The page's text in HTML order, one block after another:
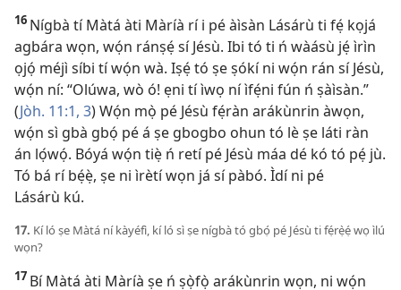
16 Nígbà tí Màtá àti Màríà rí i pé àìsàn Lásárù ti fẹ́ kọjá
agbára wọn, wọ́n ránṣẹ́ sí Jésù. Ibi tó ti ń wàásù jẹ́ ìrìn
ọjọ́ méjì síbi tí wọ́n wà. Iṣẹ́ tó ṣe ṣókí ni wọ́n rán sí Jésù,
wọ́n ní: “Olúwa, wò ó! ẹni tí ìwọ ní ìfẹ́ni fún ń ṣàìsàn.”
(Jòh. 11:1, 3) Wọ́n mọ̀ pé Jésù fẹ́ràn arákùnrin àwọn,
wọ́n sì gbà gbọ́ pé á ṣe gbogbo ohun tó lè ṣe láti ràn
án lọ́wọ́. Bóyá wọ́n tiẹ̀ ń retí pé Jésù máa dé kó tó pẹ́ jù.
Tó bá rí bẹ́ẹ̀, ṣe ni ìrètí wọn já sí pàbó. Ìdí ni pé
Lásárù kú.
17. Kí ló ṣe Màtá ní kàyéfì, kí ló sì ṣe nígbà tó gbọ́ pé Jésù ti fẹ́rẹ̀ẹ́ wọ ìlú
wọn?
17 Bí Màtá àti Màríà ṣe ń ṣọ̀fọ̀ arákùnrin wọn, ni wọ́n